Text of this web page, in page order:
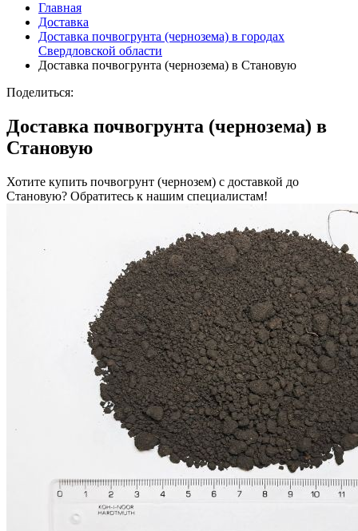
Главная
Доставка
Доставка почвогрунта (чернозема) в городах
Свердловской области
Доставка почвогрунта (чернозема) в Становую
Поделиться:
Доставка почвогрунта (чернозема) в
Становую
Хотите купить почвогрунт (чернозем) с доставкой до
Становую? Обратитесь к нашим специалистам!